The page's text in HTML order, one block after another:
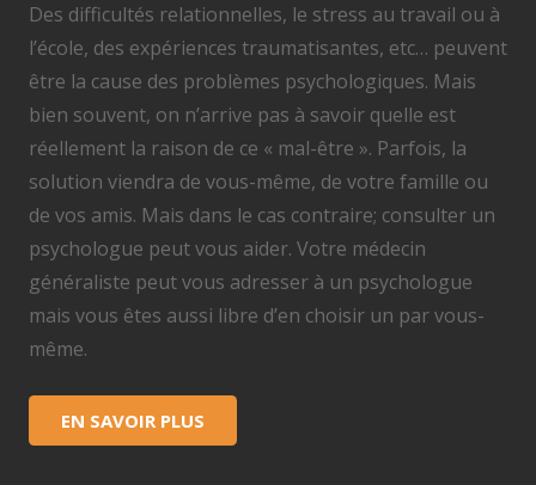
Des difficultés relationnelles, le stress au travail ou à
l’école, des expériences traumatisantes, etc… peuvent
être la cause des problèmes psychologiques. Mais
bien souvent, on n’arrive pas à savoir quelle est
réellement la raison de ce « mal-être ». Parfois, la
solution viendra de vous-même, de votre famille ou
de vos amis. Mais dans le cas contraire; consulter un
psychologue peut vous aider. Votre médecin
généraliste peut vous adresser à un psychologue
mais vous êtes aussi libre d’en choisir un par vous-
même.
EN SAVOIR PLUS